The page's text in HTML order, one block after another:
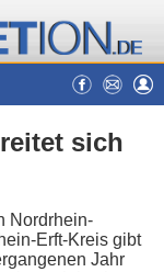
sich
Nordrhein-
Erft-Kreis gibt
Jahr